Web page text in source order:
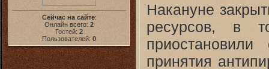
Сейчас на сайте:
Онлайн всего: 2
Гостей: 2
Пользователей: 0
Накануне
ресурсов, в
принятия